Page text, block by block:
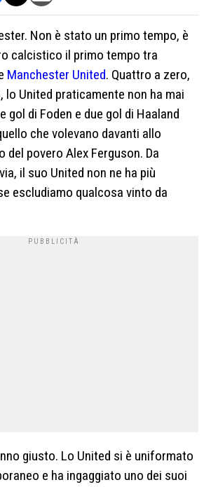
Non è stato un primo tempo, è
calcistico il primo tempo tra
Manchester United. Quattro a zero,
United praticamente non ha mai
gol di Foden e due gol di Haaland
che volevano davanti allo
del povero Alex Ferguson. Da
il suo United non ne ha più
escludiamo qualcosa vinto da
giusto. Lo United si è uniformato
e ha ingaggiato uno dei suoi